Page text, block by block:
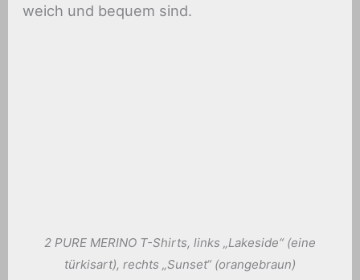
weich und bequem sind.
2 PURE MERINO T-Shirts, links „Lakeside“ (eine
türkisart), rechts „Sunset“ (orangebraun)